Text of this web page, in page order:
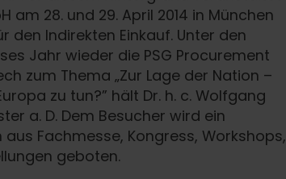
am 28. und 29. April 2014 in München
den Indirekten Einkauf. Unter den
Jahr wieder die PSG Procurement
zum Thema „Zur Lage der Nation –
zu tun?” hält Dr. h. c. Wolfgang
a. D. Dem Besucher wird ein
Fachmesse, Kongress, Workshops,
geboten.